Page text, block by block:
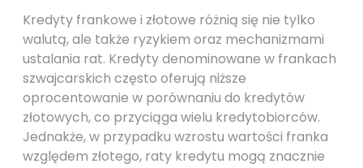
Kredyty frankowe i złotowe różnią się nie tylko
walutą, ale także ryzykiem oraz mechanizmami
ustalania rat. Kredyty denominowane w frankach
szwajcarskich często oferują niższe
oprocentowanie w porównaniu do kredytów
złotowych, co przyciąga wielu kredytobiorców.
Jednakże, w przypadku wzrostu wartości franka
względem złotego, raty kredytu mogą znacznie